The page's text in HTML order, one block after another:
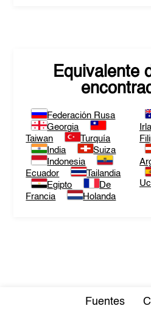
Equivalente
Federación Rusa
Georgia
Taiwan
Turquía
India
Suiza
Indonesia
Ecuador
Tailandia
Egipto
De
Francia
Holanda
Fuentes